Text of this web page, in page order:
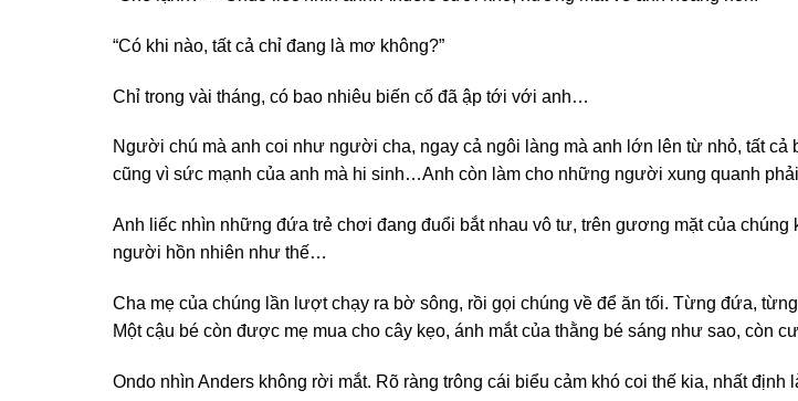
“Có khi nào, tất cả chỉ đang là mơ không?”
Chỉ trong vài tháng, có bao nhiêu biến cố đã ập tới với anh…
Người chú mà anh coi như người cha, ngay cả ngôi làng mà anh lớn lên từ nhỏ, tất
cũng vì sức mạnh của anh mà hi sinh…Anh còn làm cho những người xung quanh
Anh liếc nhìn những đứa trẻ chơi đang đuổi bắt nhau vô tư, trên gương mặt của
người hồn nhiên như thế…
Cha mẹ của chúng lần lượt chạy ra bờ sông, rồi gọi chúng về để ăn tối. Từng đứa,
Một cậu bé còn được mẹ mua cho cây kẹo, ánh mắt của thằng bé sáng như sao, còn
Ondo nhìn Anders không rời mắt. Rõ ràng trông cái biểu cảm khó coi thế kia, nhất định